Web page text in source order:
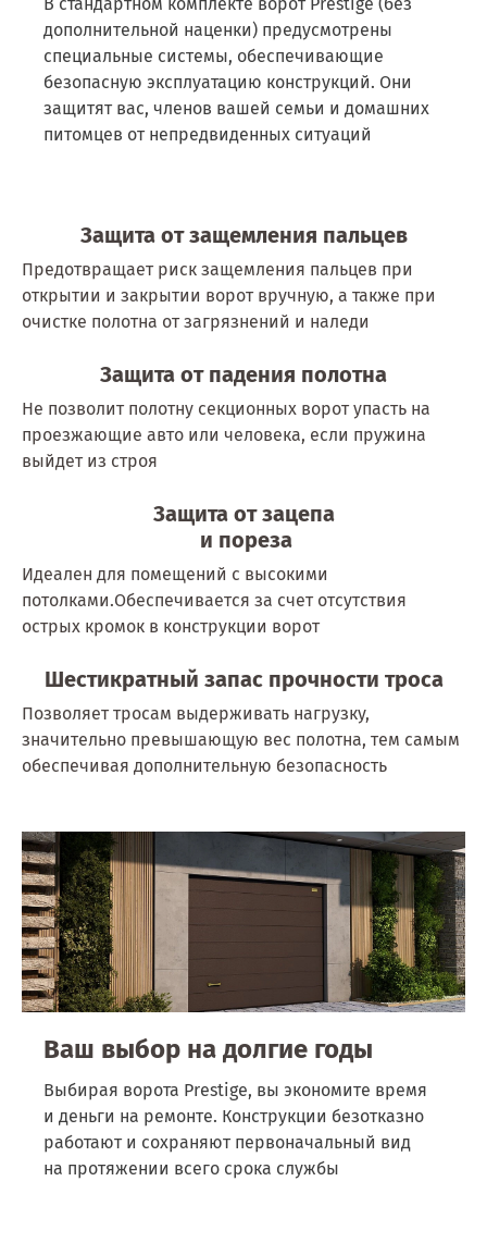
дополнительной наценки) предусмотрены
специальные системы, обеспечивающие
безопасную эксплуатацию конструкций. Они
защитят вас, членов вашей семьи и домашних
питомцев от непредвиденных ситуаций
Защита от защемления пальцев
Предотвращает риск защемления пальцев при
открытии и закрытии ворот вручную, а также при
очистке полотна от загрязнений и наледи
Защита от падения полотна
Не позволит полотну секционных ворот упасть на
проезжающие авто или человека, если пружина
выйдет из строя
Защита от зацепа
и пореза
Идеален для помещений с высокими
потолками.Обеспечивается за счет отсутствия
острых кромок в конструкции ворот
Шестикратный запас прочности троса
Позволяет тросам выдерживать нагрузку,
значительно превышающую вес полотна, тем самым
обеспечивая дополнительную безопасность
Ваш выбор на долгие годы
Выбирая ворота Prestige, вы экономите время
и деньги на ремонте. Конструкции безотказно
работают и сохраняют первоначальный вид
на протяжении всего срока службы